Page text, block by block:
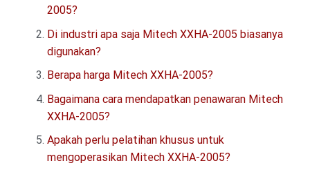
2005?
Di industri apa saja Mitech XXHA-2005 biasanya
digunakan?
Berapa harga Mitech XXHA-2005?
Bagaimana cara mendapatkan penawaran Mitech
XXHA-2005?
Apakah perlu pelatihan khusus untuk
mengoperasikan Mitech XXHA-2005?